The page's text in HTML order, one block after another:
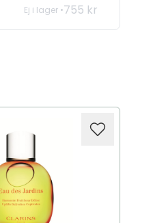
Ej i lager •755 kr